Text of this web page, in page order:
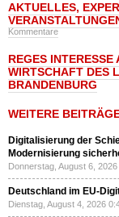
AKTUELLES,
Kommentare
REGES
WIRTSCHAFT DES
BRANDENBURG
WEITERE
Digitalisierung der
Modernisierung
Donnerstag, August 6, 2026
Deutschland im EU-
Dienstag, August 4, 2026